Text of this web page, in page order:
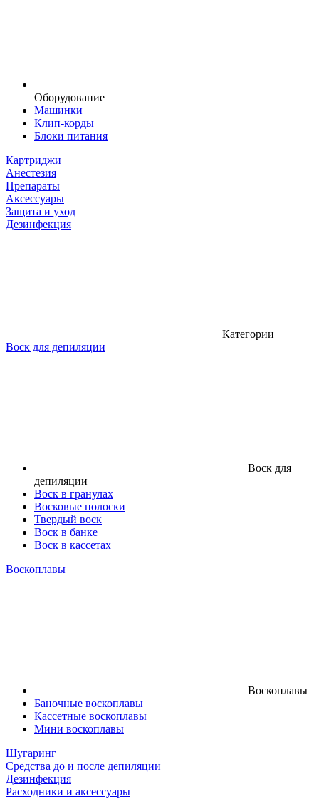
Оборудование
Машинки
Клип-корды
Блоки питания
Картриджи
Анестезия
Препараты
Аксессуары
Защита и уход
Дезинфекция
Категории
Воск для депиляции
Воск для
депиляции
Воск в гранулах
Восковые полоски
Твердый воск
Воск в банке
Воск в кассетах
Воскоплавы
Воскоплавы
Баночные воскоплавы
Кассетные воскоплавы
Мини воскоплавы
Шугаринг
Средства до и после депиляции
Дезинфекция
Расходники и аксессуары